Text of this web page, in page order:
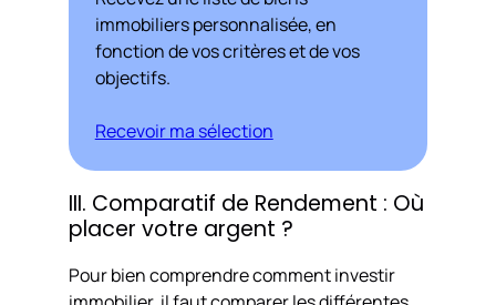
immobiliers personnalisée, en
fonction de vos critères et de vos
objectifs.
Recevoir ma sélection
III. Comparatif de Rendement : Où
placer votre argent ?
Pour bien comprendre comment investir